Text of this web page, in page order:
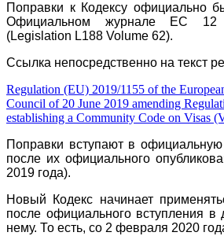
Поправки к Кодексу официально
Официальном журнале ЕС
(Legislation L188 Volume 62).
Ссылка непосредственно на текст
Regulation (EU) 2019/1155 of the
Council of 20 June 2019 amending
establishing a Community Code on Visas
Поправки вступают в
после их официального
2019 года).
Новый Кодекс начинает
после официального вступления в
нему. То есть, со 2 февраля 2020